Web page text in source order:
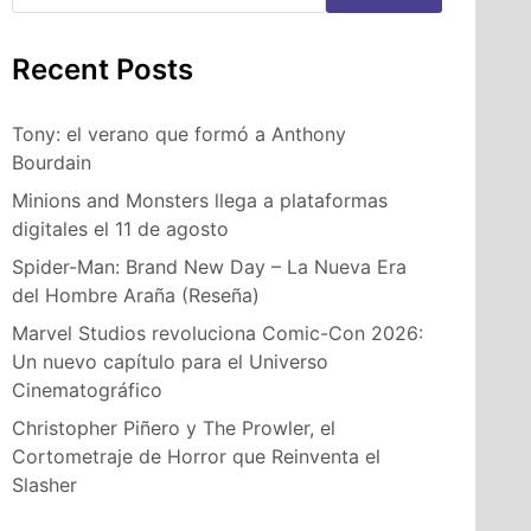
Recent Posts
Tony: el verano que formó a Anthony
Bourdain
Minions and Monsters llega a plataformas
digitales el 11 de agosto
Spider-Man: Brand New Day – La Nueva Era
del Hombre Araña (Reseña)
Marvel Studios revoluciona Comic-Con 2026:
Un nuevo capítulo para el Universo
Cinematográfico
Christopher Piñero y The Prowler, el
Cortometraje de Horror que Reinventa el
Slasher